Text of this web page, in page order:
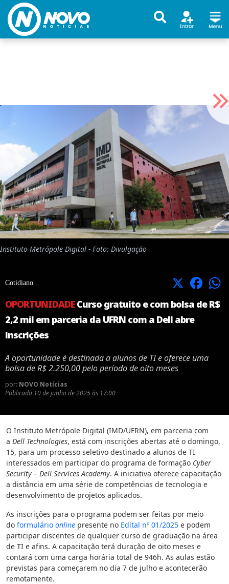
Instituto Metrópole Digital - Foto: Divulgação
Cotidiano X Facebook
OPORTUNIDADECurso gratuito e com bolsa de R$
2,2 mil em parceria da UFRN com a Dell abre
inscrições
A oportunidade é destinada a alunos de TI e oferece uma
bolsa de R$ 2.250,00 pelo período de oito meses
por: NOVO Notícias
Publicado 10 de junho de 2025 às 17:00
O Instituto Metrópole Digital (IMD/UFRN), em parceria com
a Dell Technologies, está com inscrições abertas até o domingo,
15, para um processo seletivo destinado a alunos de TI
interessados em participar do programa de formação Cyber
Security – Dell Services Academy. A iniciativa oferece capacitação
a distância em uma série de competências de tecnologia e
desenvolvimento de projetos aplicados.
As inscrições para o programa podem ser feitas por meio
do formulário online presente no Edital nº 01/2025 e podem
participar discentes de qualquer curso de graduação na área
de TI e afins. A capacitação terá duração de oito meses e
contará com uma carga horária total de 946h. As aulas estão
previstas para começarem no dia 7 de julho e acontecerão
remotamente.